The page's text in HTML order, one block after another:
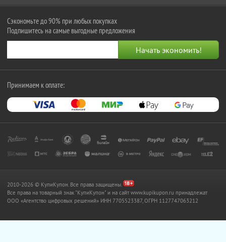
Сэкономьте до 90% при любых покупках
Подпишитесь на самые выгодные предложения
Принимаем к оплате:
2010-2026 © КупиКупон. Все права защищены.
Все права на товарный знак "КупиКупон" и на сайт www.kupikupon.ru принадлежат
OOO «Агентство цифровых решений» ИНН 7705523387, ОГРН 1127747063212